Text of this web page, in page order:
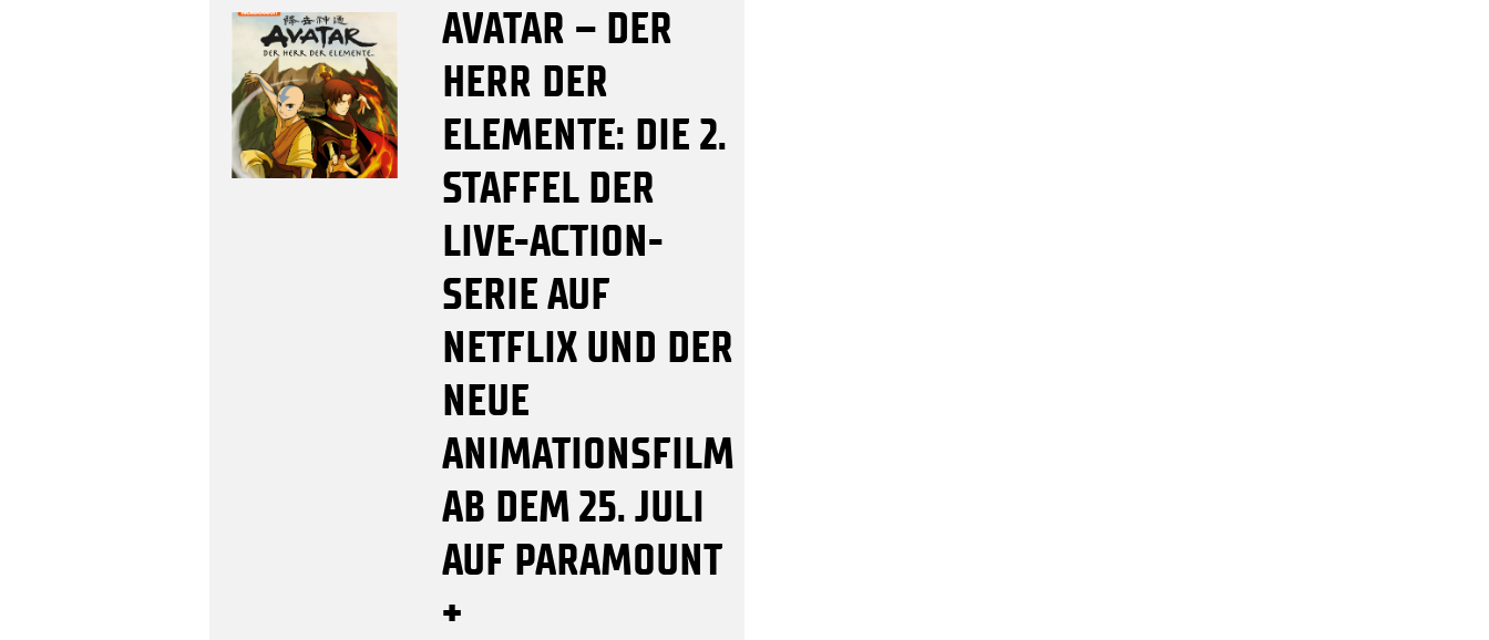
AVATAR – DER
HERR DER
ELEMENTE: DIE 2.
STAFFEL DER
LIVE-ACTION-
SERIE AUF
NETFLIX UND DER
NEUE
ANIMATIONSFILM
AB DEM 25. JULI
AUF PARAMOUNT
+